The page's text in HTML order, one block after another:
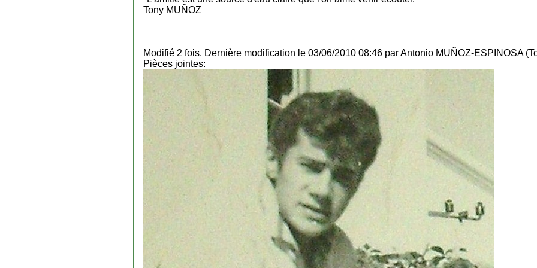
Tony MUÑOZ
Modifié 2 fois. Dernière modification le 03/06/2010 08:46 par Antonio MUÑOZ-ESPINOSA
Pièces jointes: